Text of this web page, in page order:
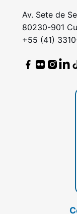
Av. Sete de
80230-901
+55 (41)